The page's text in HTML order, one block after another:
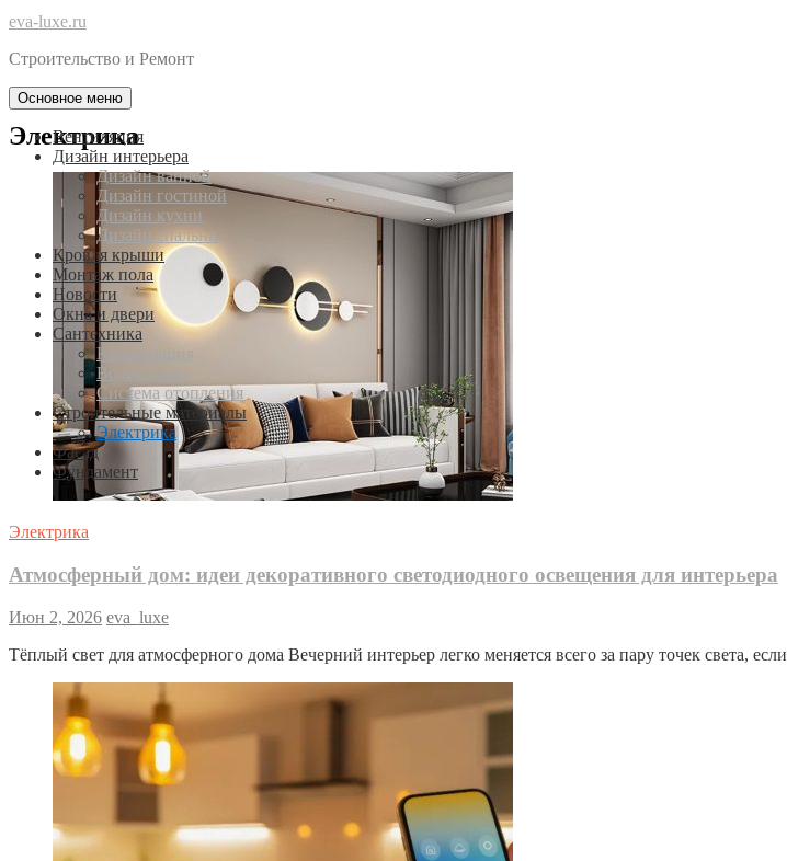
eva-luxe.ru
Строительство и Ремонт
Основное меню
Вентиляция
Дизайн интерьера
Дизайн ванной
Дизайн гостиной
Дизайн кухни
Дизайн спальни
Кровля крыши
Монтаж пола
Новости
Окна и двери
Сантехника
Канализация
Водопровод
Система отопления
Строительные материалы
Электрика
Фасад
Фундамент
Электрика
Электрика
Атмосферный дом: идеи декоративного светодиодного освещения для интерьера
Июн 2, 2026 eva_luxe
Тёплый свет для атмосферного дома Вечерний интерьер легко меняется всего за пару точек света, если